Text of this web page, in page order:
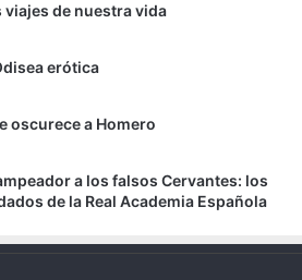
viajes de nuestra vida
erótica
oscurece a Homero
a los falsos Cervantes: los
de la Real Academia Española